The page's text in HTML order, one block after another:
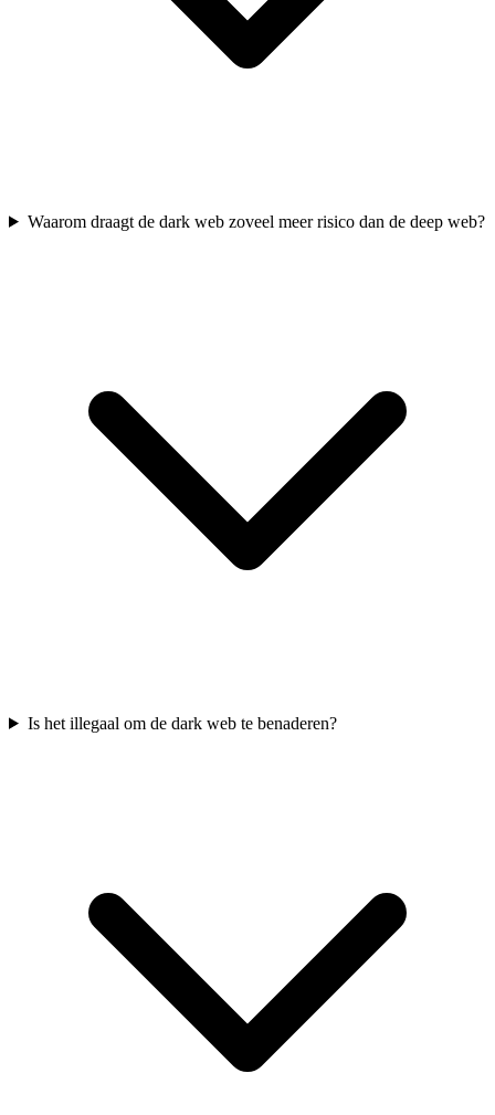
Waarom draagt de dark web zoveel meer risico dan de deep web?
Is het illegaal om de dark web te benaderen?